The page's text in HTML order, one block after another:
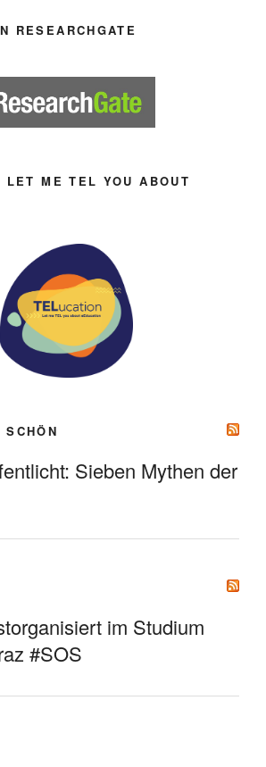
RESEARCHGATE
LET ME TEL YOU ABOUT
Sieben Mythen der
im Studium
#SOS